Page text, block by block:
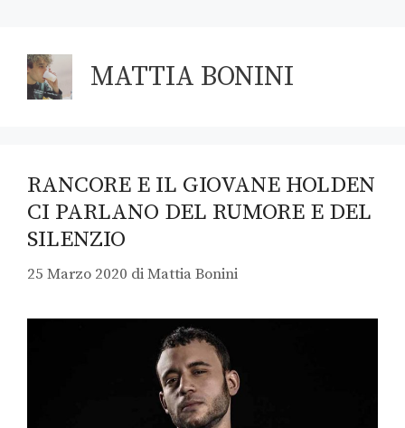
MATTIA BONINI
RANCORE E IL GIOVANE HOLDEN
CI PARLANO DEL RUMORE E DEL
SILENZIO
25 Marzo 2020 diMattia Bonini